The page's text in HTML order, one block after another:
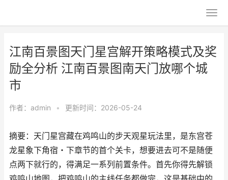
江南百景图天门星宫解开策略模式及奖
励全分析 江南百景图南天门放哪个城
市
作者： admin • 更新时间：2026-05-24
摘要：天门星宫藏在鸡鸣山的步天观星玩法里，是东宫苍
龙星象下角宿・下章节的首个关卡，想要进去可不是随便
点两下就行的，得满足一系列前置条件。首先你得先解锁